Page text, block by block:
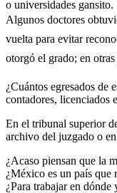
o universidades gansito.
Algunos doctores
vuelta para evitar
otorgó el grado; en otras
¿Cuántos egresados de
contadores, licenciados
En el tribunal superior
archivo del juzgado o
¿Acaso piensan que la
¿México es un país que
¿Para trabajar en dónde